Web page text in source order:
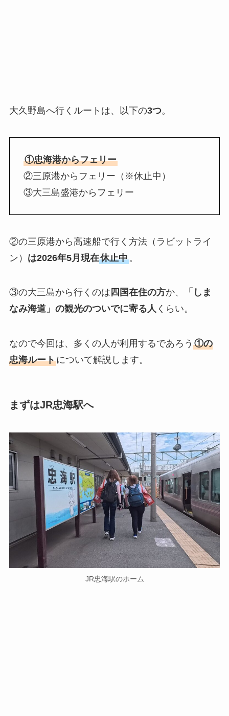
大久野島へ行くルートは、以下の3つ。
①忠海港からフェリー
②三原港からフェリー（※休止中）
③大三島盛港からフェリー
②の三原港から高速船で行く方法（ラビットライ
ン） は2026年5月現在休止中。
③の大三島から行くのは 四国在住の方か、
「しま
なみ海道」の観光のついでに寄る人 くらい。
なので今回は、多くの人が利用するであろう ①の
忠海ルートについて解説します。
まずはJR忠海駅へ
JR忠海駅のホーム